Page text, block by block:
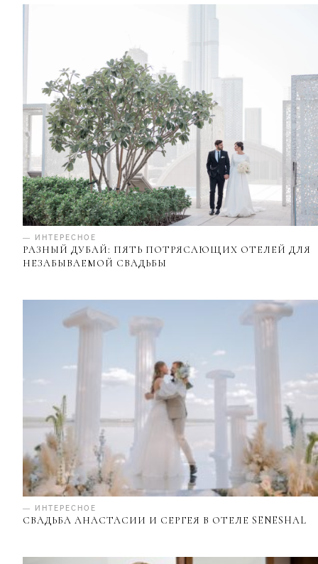
— ИНТЕРЕСНОЕ
РАЗНЫЙ ДУБАЙ: ПЯТЬ ПОТРЯСАЮЩИХ ОТЕЛЕЙ ДЛЯ
НЕЗАБЫВАЕМОЙ СВАДЬБЫ
— ИНТЕРЕСНОЕ
СВАДЬБА АНАСТАСИИ И СЕРГЕЯ В ОТЕЛЕ SENESHAL